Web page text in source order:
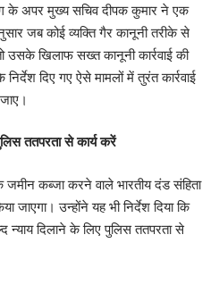
के अपर मुख्य सचिव दीपक कुमार ने एक
जब कोई व्यक्ति गैर कानूनी तरीके से
उसके खिलाफ सख्त कानूनी कार्रवाई की
दिए गए ऐसे मामलों में तुरंत कार्रवाई
ततपरता से कार्य करें
कब्जा करने वाले भारतीय दंड संहिता
जाएगा। उन्होंने यह भी निर्देश दिया कि
न्याय दिलाने के लिए पुलिस ततपरता से